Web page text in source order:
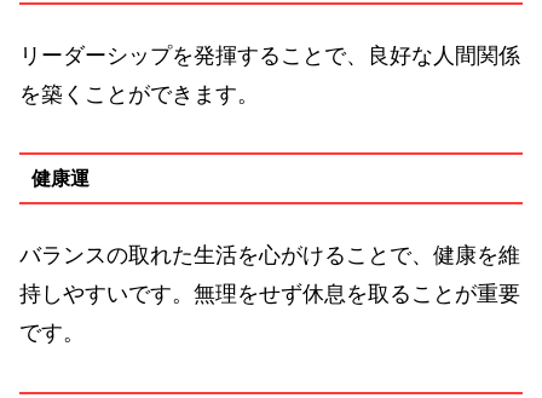
リーダーシップを発揮することで、良好な人間関係
を築くことができます。
健康運
バランスの取れた生活を心がけることで、健康を維
持しやすいです。無理をせず休息を取ることが重要
です。